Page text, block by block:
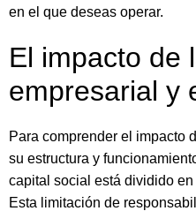
en el que deseas operar.
El impacto de
empresarial y
Para comprender el impacto
su estructura y
capital social está dividido
Esta limitación de